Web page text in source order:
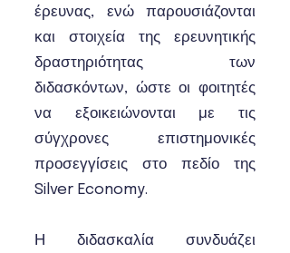
έρευνας, ενώ παρουσιάζονται
και στοιχεία της ερευνητικής
δραστηριότητας των
διδασκόντων, ώστε οι φοιτητές
να εξοικειώνονται με τις
σύγχρονες επιστημονικές
προσεγγίσεις στο πεδίο της
Silver Economy.
Η διδασκαλία συνδυάζει